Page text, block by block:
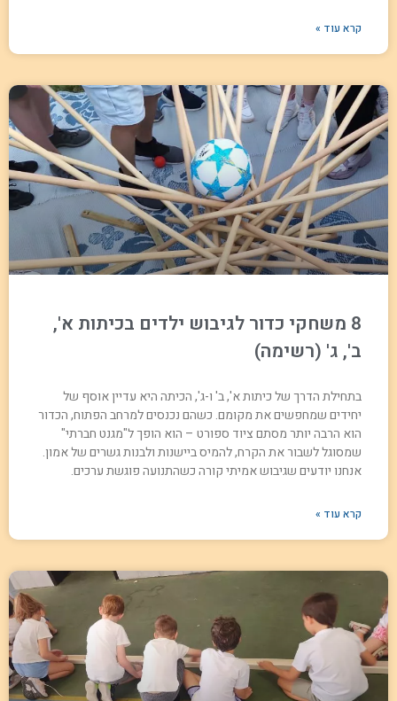
קרא עוד »
8 משחקי כדור לגיבוש ילדים בכיתות א',
ב', ג' (רשימה)
בתחילת הדרך של כיתות א', ב' ו-ג', הכיתה היא עדיין אוסף של
יחידים שמחפשים את מקומם. כשהם נכנסים למרחב הפתוח, הכדור
הוא הרבה יותר מסתם ציוד ספורט – הוא הופך ל"מגנט חברתי"
שמסוגל לשבור את הקרח, להמיס ביישנות ולבנות גשרים של אמון.
אנחנו יודעים שגיבוש אמיתי קורה כשהתנועה פוגשת ערכים.
קרא עוד »